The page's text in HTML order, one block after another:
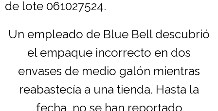
de lote 061027524.
Un empleado de Blue Bell descubrió
el empaque incorrecto en dos
envases de medio galón mientras
reabastecía a una tienda. Hasta la
fecha, no se han reportado